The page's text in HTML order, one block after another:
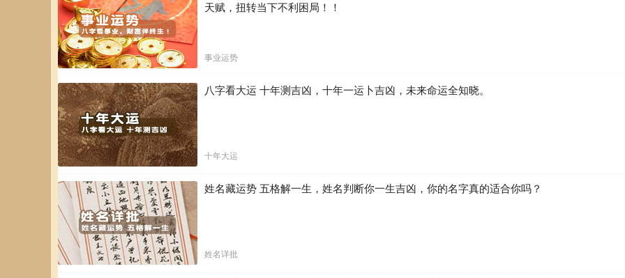
天赋，扭转当下不利困局！！
事业运势
八字看大运 十年测吉凶，十年一运卜吉凶，未来命运全知晓。
十年大运
姓名藏运势 五格解一生，姓名判断你一生吉凶，你的名字真的适合你吗？
姓名详批